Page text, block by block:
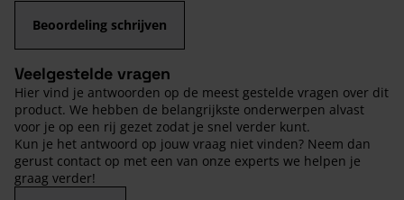
Beoordeling schrijven
Veelgestelde vragen
Hier vind je antwoorden op de meest gestelde vragen over dit
product. We hebben de belangrijkste onderwerpen alvast
voor je op een rij gezet zodat je snel verder kunt.
Kun je het antwoord op jouw vraag niet vinden? Neem dan
gerust contact op met een van onze experts we helpen je
graag verder!